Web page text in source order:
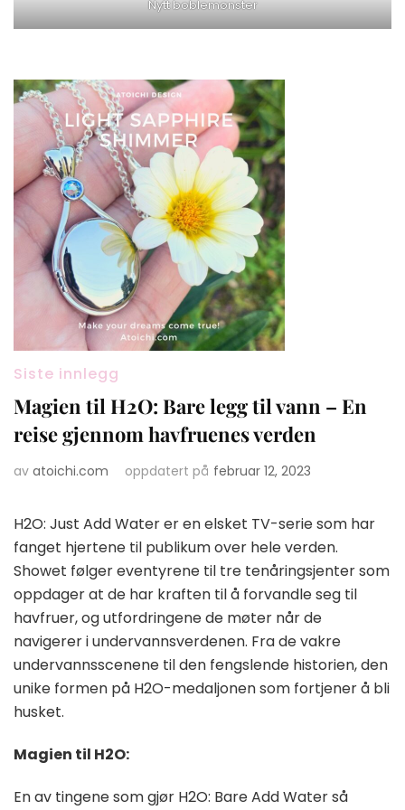
Nytt boblemønster
Siste innlegg
Magien til H2O: Bare legg til vann – En
reise gjennom havfruenes verden
av atoichi.com oppdatert på februar 12, 2023
H2O: Just Add Water er en elsket TV-serie som har
fanget hjertene til publikum over hele verden.
Showet følger eventyrene til tre tenåringsjenter som
oppdager at de har kraften til å forvandle seg til
havfruer, og utfordringene de møter når de
navigerer i undervannsverdenen. Fra de vakre
undervannsscenene til den fengslende historien, den
unike formen på H2O-medaljonen som fortjener å bli
husket.
Magien til H2O:
En av tingene som gjør H2O: Bare Add Water så